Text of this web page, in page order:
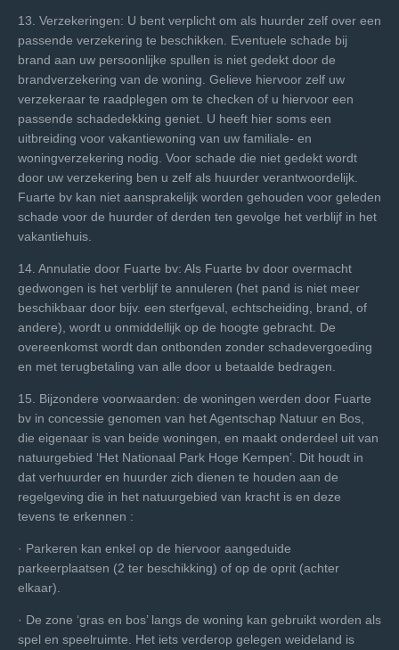
13. Verzekeringen: U bent verplicht om als huurder zelf over een
passende verzekering te beschikken. Eventuele schade bij
brand aan uw persoonlijke spullen is niet gedekt door de
brandverzekering van de woning. Gelieve hiervoor zelf uw
verzekeraar te raadplegen om te checken of u hiervoor een
passende schadedekking geniet. U heeft hier soms een
uitbreiding voor vakantiewoning van uw familiale- en
woningverzekering nodig. Voor schade die niet gedekt wordt
door uw verzekering ben u zelf als huurder verantwoordelijk.
Fuarte bv kan niet aansprakelijk worden gehouden voor geleden
schade voor de huurder of derden ten gevolge het verblijf in het
vakantiehuis.
14. Annulatie door Fuarte bv: Als Fuarte bv door overmacht
gedwongen is het verblijf te annuleren (het pand is niet meer
beschikbaar door bijv. een sterfgeval, echtscheiding, brand, of
andere), wordt u onmiddellijk op de hoogte gebracht. De
overeenkomst wordt dan ontbonden zonder schadevergoeding
en met terugbetaling van alle door u betaalde bedragen.
15. Bijzondere voorwaarden: de woningen werden door Fuarte
bv in concessie genomen van het Agentschap Natuur en Bos,
die eigenaar is van beide woningen, en maakt onderdeel uit van
natuurgebied ‘Het Nationaal Park Hoge Kempen’. Dit houdt in
dat verhuurder en huurder zich dienen te houden aan de
regelgeving die in het natuurgebied van kracht is en deze
tevens te erkennen :
· Parkeren kan enkel op de hiervoor aangeduide
parkeerplaatsen (2 ter beschikking) of op de oprit (achter
elkaar).
· De zone ‘gras en bos’ langs de woning kan gebruikt worden als
spel en speelruimte. Het iets verderop gelegen weideland is